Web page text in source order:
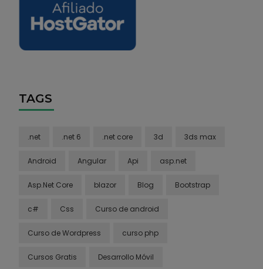
TAGS
.net .net 6 .net core 3d 3ds max
Android Angular Api asp.net
Asp.Net Core blazor Blog Bootstrap
c# Css Curso de android
Curso de Wordpress curso php
Cursos Gratis Desarrollo Móvil